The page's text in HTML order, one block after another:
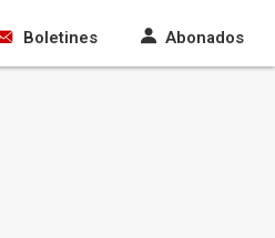
Boletines Abonados